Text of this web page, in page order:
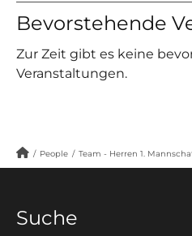
Bevorstehende
Zur Zeit gibt es keine
Veranstaltungen.
/ People / Team - Herren 1.
Suche